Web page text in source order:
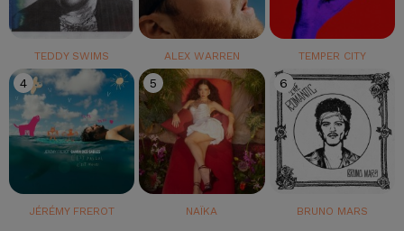
TEDDY SWIMS ALEX WARREN TEMPER CITY
4
JÉRÉMY FREROT
5
NAÏKA
6
BRUNO MARS